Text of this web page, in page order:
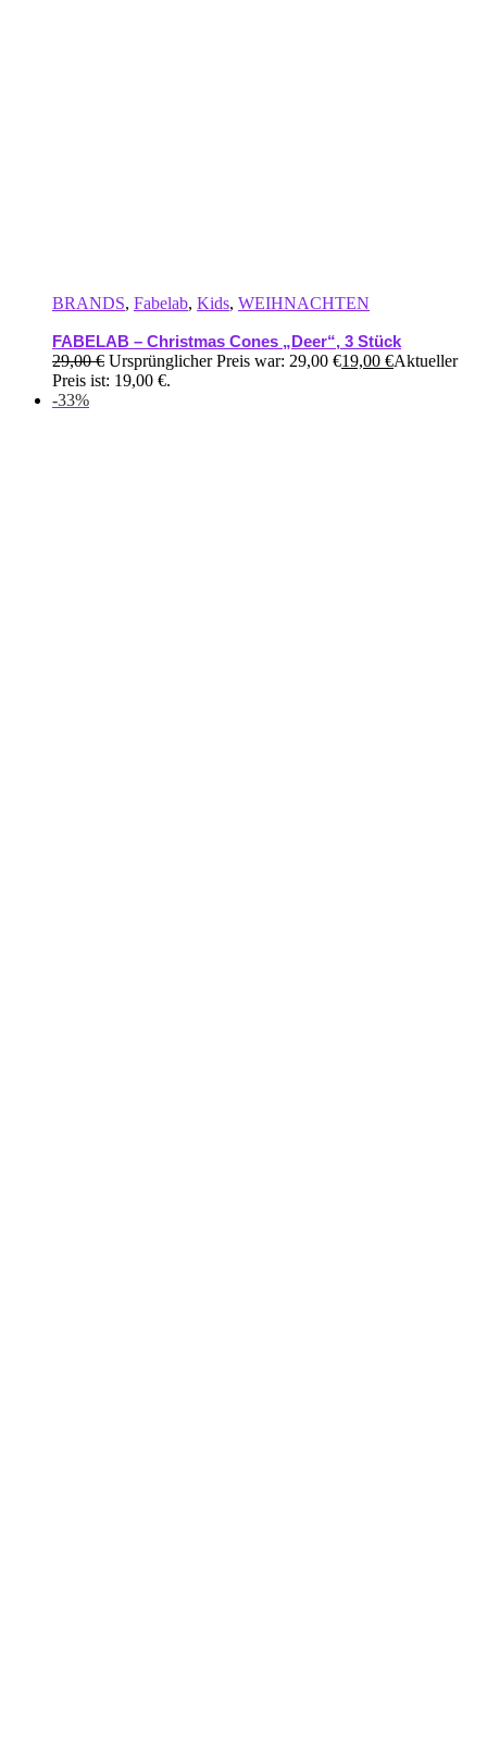
BRANDS, Fabelab, Kids, WEIHNACHTEN
FABELAB – Christmas Cones „Deer“, 3 Stück
29,00€ Ursprünglicher Preis war: 29,00 €19,00 €Aktueller
Preis ist: 19,00 €.
-33%